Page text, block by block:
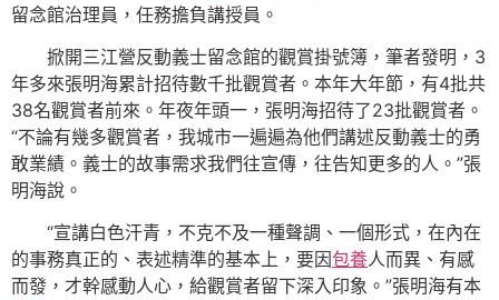
留念館治理員，任務擔負講授員。
掀開三江營反動義士留念館的觀賞掛號簿，筆者發明，3
年多來張明海累計招待數千批觀賞者。本年大年節，有4批共
38名觀賞者前來。年夜年頭一，張明海招待了23批觀賞者。
“不論有幾多觀賞者，我城市一遍遍為他們講述反動義士的勇
敢業績。義士的故事需求我們往宣傳，往告知更多的人。”張
明海說。
“宣講白色汗青，不克不及一種聲調、一個形式，在內在
的事務真正的、表述精準的基本上，要因包養人而異、有感
而發，才幹感動人心，給觀賞者留下深入印象。”張明海有本